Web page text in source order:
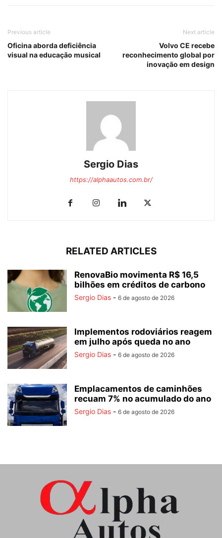
Previous article
Oficina aborda deficiência
visual na educação musical
Next article
Volvo CE recebe
reconhecimento global por
inovação em design
Sergio Dias
https://alphaautos.com.br/
RELATED ARTICLES
RenovaBio movimenta R$ 16,5
bilhões em créditos de carbono
Sergio Dias - 6 de agosto de 2026
Implementos rodoviários reagem
em julho após queda no ano
Sergio Dias - 6 de agosto de 2026
Emplacamentos de caminhões
recuam 7% no acumulado do ano
Sergio Dias - 6 de agosto de 2026